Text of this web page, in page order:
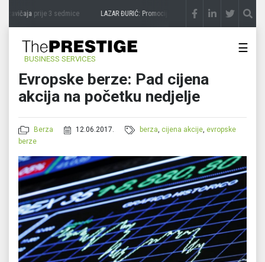
zavičajaprije 3 sedmice LAZAR ĐURIĆ: Promocija potencijal pretvara u destinaciju
BUSINESS SERVICES
☰
Evropske berze: Pad cijena
akcija na početku nedjelje
Berza 12.06.2017. berza, cijena akcije, evropske
berze